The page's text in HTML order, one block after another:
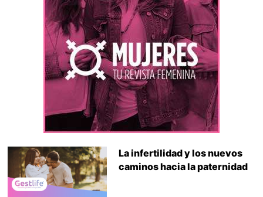
La infertilidad y los nuevos
caminos hacia la paternidad